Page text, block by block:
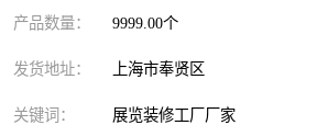
产品数量： 9999.00个
发货地址： 上海市奉贤区
关键词： 展览装修工厂厂家